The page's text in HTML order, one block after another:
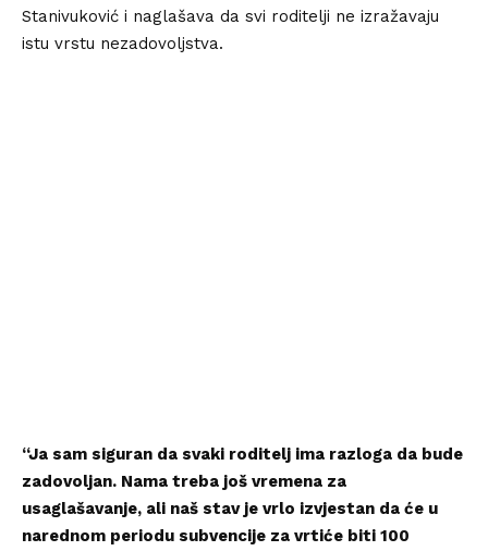
Stanivuković i naglašava da svi roditelji ne izražavaju
istu vrstu nezadovoljstva.
“Ja sam siguran da svaki roditelj ima razloga da bude
zadovoljan. Nama treba još vremena za
usaglašavanje, ali naš stav je vrlo izvjestan da će u
narednom periodu subvencije za vrtiće biti 100